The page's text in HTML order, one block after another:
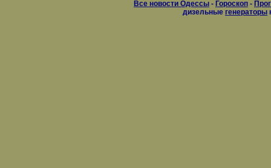
Все новости Одессы - Гороскоп -
дизельные генераторы